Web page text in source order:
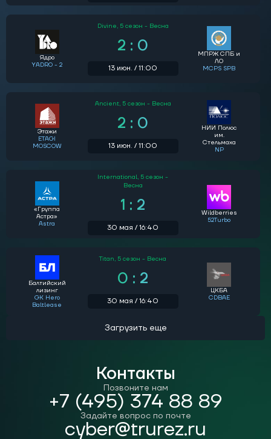
Ядро
YADRO - 2
Divine, 5 сезон - Весна
2 : 0
13 июн. / 11:00
МПРЖ СПБ и
ЛО
MCPS SPB
Этажи
ETAGI
MOSCOW
Ancient, 5 сезон - Весна
2 : 0
13 июн. / 11:00
НИИ Полюс
им.
Стельмаха
NP
«Группа
Астра»
Astra
International, 5 сезон -
Весна
1 : 2
30 мая / 16:40
Wildberries
52Turbo
Балтийский
лизинг
GK Hero
Baltlease
Titan, 5 сезон - Весна
0 : 2
30 мая / 16:40
ЦКБА
CDBAE
Загрузить еще
Контакты
Позвоните нам
+7 (495) 374 88 89
Задайте вопрос по почте
cyber@trurez.ru